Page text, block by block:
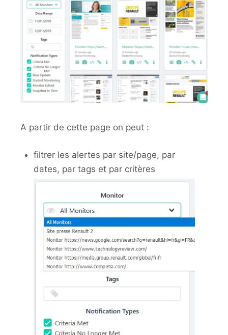
A partir de cette page on peut :
filtrer les alertes par site/page, par
dates, par tags et par critères